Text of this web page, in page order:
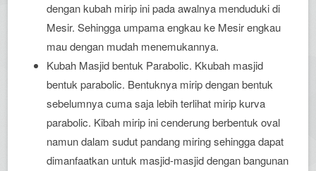
dengan kubah mirip ini pada awalnya menduduki di
Mesir. Sehingga umpama engkau ke Mesir engkau
mau dengan mudah menemukannya.
Kubah Masjid bentuk Parabolic. Kkubah masjid
bentuk parabolic. Bentuknya mirip dengan bentuk
sebelumnya cuma saja lebih terlihat mirip kurva
parabolic. Kibah mirip ini cenderung berbentuk oval
namun dalam sudut pandang miring sehingga dapat
dimanfaatkan untuk masjid-masjid dengan bangunan